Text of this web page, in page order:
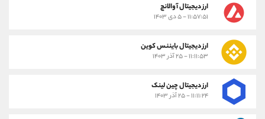
ارز دیجیتال آوالانچ
۱۱:۵۷:۵۱ - ۵ دی ۱۴۰۳
ارز دیجیتال بایننس کوین
۱۱:۱۱:۵۳ - ۲۵ آذر ۱۴۰۳
ارز دیجیتال چین لینک
۱۱:۱۱:۲۴ - ۲۵ آذر ۱۴۰۳